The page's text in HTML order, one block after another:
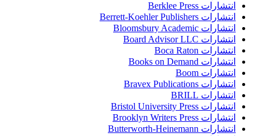
انتشارات Berklee Press
انتشارات Berrett-Koehler Publishers
انتشارات Bloomsbury Academic
انتشارات Board Advisor LLC
انتشارات Boca Raton
انتشارات Books on Demand
انتشارات Boom
انتشارات Bravex Publications
انتشارات BRILL
انتشارات Bristol University Press
انتشارات Brooklyn Writers Press
انتشارات Butterworth-Heinemann